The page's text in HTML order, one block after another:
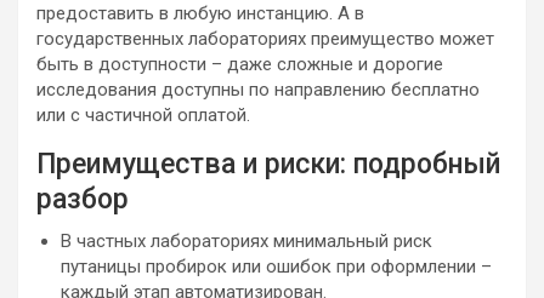
предоставить в любую инстанцию. А в
государственных лабораториях преимущество может
быть в доступности – даже сложные и дорогие
исследования доступны по направлению бесплатно
или с частичной оплатой.
Преимущества и риски: подробный
разбор
В частных лабораториях минимальный риск
путаницы пробирок или ошибок при оформлении –
каждый этап автоматизирован.